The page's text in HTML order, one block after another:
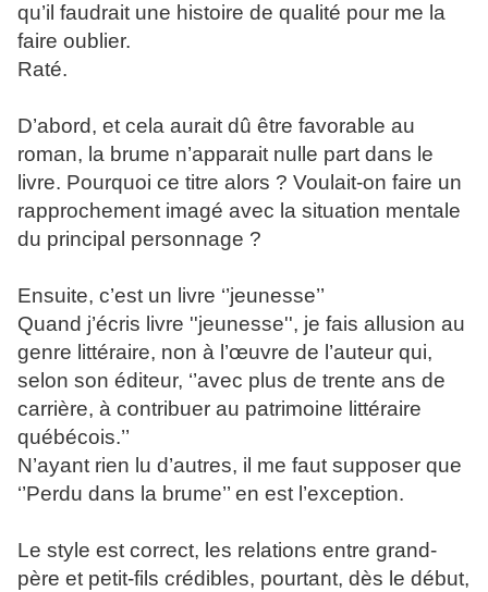
qu’il faudrait une histoire de qualité pour me la
faire oublier.
Raté.
D’abord, et cela aurait dû être favorable au
roman, la brume n’apparait nulle part dans le
livre. Pourquoi ce titre alors ? Voulait-on faire un
rapprochement imagé avec la situation mentale
du principal personnage ?
Ensuite, c’est un livre ‘’jeunesse’’
Quand j’écris livre ''jeunesse'', je fais allusion au
genre littéraire, non à l’œuvre de l’auteur qui,
selon son éditeur, ‘’avec plus de trente ans de
carrière, à contribuer au patrimoine littéraire
québécois.’’
N’ayant rien lu d’autres, il me faut supposer que
‘’Perdu dans la brume’’ en est l’exception.
Le style est correct, les relations entre grand-
père et petit-fils crédibles, pourtant, dès le début,